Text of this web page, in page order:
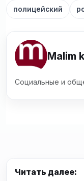
полицейский
Malim
Социальные и
Читать далее: